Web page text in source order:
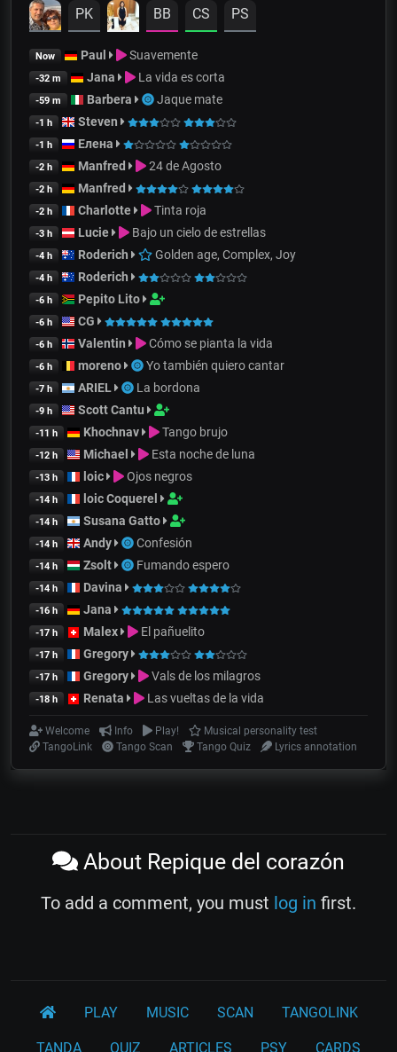
PK BB CS PS
Now Paul Suavemente
-32 m Jana La vida es corta
-59 m Barbera Jaque mate
-1 h Steven
-1 h Елена
-2 h Manfred 24 de Agosto
-2 h Manfred
-2 h Charlotte Tinta roja
-3 h Lucie Bajo un cielo de estrellas
-4 h Roderich Golden age, Complex, Joy
-4 h Roderich
-6 h Pepito Lito
-6 h CG
-6 h Valentin Cómo se pianta la vida
-6 h moreno Yo también quiero cantar
-7 h ARIEL La bordona
-9 h Scott Cantu
-11 h Khochnav Tango brujo
-12 h Michael Esta noche de luna
-13 h loic Ojos negros
-14 h loic Coquerel
-14 h Susana Gatto
-14 h Andy Confesión
-14 h Zsolt Fumando espero
-14 h Davina
-16 h Jana
-17 h Malex El pañuelito
-17 h Gregory
-17 h Gregory Vals de los milagros
-18 h Renata Las vueltas de la vida
Welcome Info Play!
Musical personality test
TangoLink
Tango Scan Tango Quiz Lyrics annotation
About Repique del corazón
To add a comment, you must log in first.
PLAY MUSIC SCAN TANGOLINK
TANDA QUIZ ARTICLES PSY CARDS